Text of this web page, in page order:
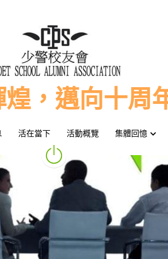
煌，邁向十周
活在當下 活動概覽 集體回憶
煌，邁向十周
活在當下 活動概覽 集體回憶